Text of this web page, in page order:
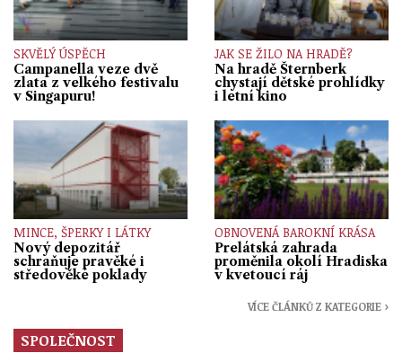
SKVĚLÝ ÚSPĚCH
Campanella veze dvě
zlata z velkého festivalu
v Singapuru!
JAK SE ŽILO NA HRADĚ?
Na hradě Šternberk
chystají dětské prohlídky
i letní kino
MINCE, ŠPERKY I LÁTKY
Nový depozitář
schraňuje pravěké i
středověké poklady
OBNOVENÁ BAROKNÍ KRÁSA
Prelátská zahrada
proměnila okolí Hradiska
v kvetoucí ráj
VÍCE ČLÁNKŮ Z KATEGORIE ›
SPOLEČNOST